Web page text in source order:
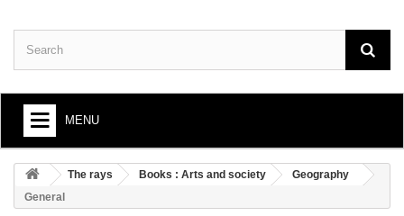
MENU
+
BOOKS : ARTS AND SOCIETY
+
BOOKS : LITERATURE
The rays Books : Arts and society
Geography
General